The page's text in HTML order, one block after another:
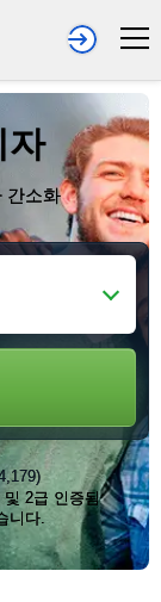
자
간소화
및 2급 인증됨
니다.